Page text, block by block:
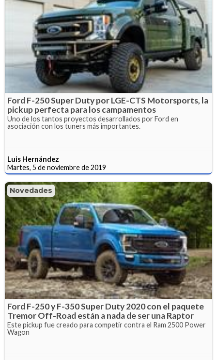
Ford F-250 Super Duty por LGE-CTS Motorsports, la
pickup perfecta para los campamentos
Uno de los tantos proyectos desarrollados por Ford en
asociación con los tuners más importantes.
Luis Hernández
Martes, 5 de noviembre de 2019
Novedades
Ford F-250 y F-350 Super Duty 2020 con el paquete
Tremor Off-Road están a nada de ser una Raptor
Este pickup fue creado para competir contra el Ram 2500 Power
Wagon